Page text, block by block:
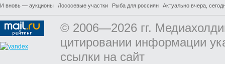
И вновь — аукционы
Лососевые участки Рыба для россиян Актуально вчера,
© 2006—2026 гг.
цитировании информации
ссылки на сайт